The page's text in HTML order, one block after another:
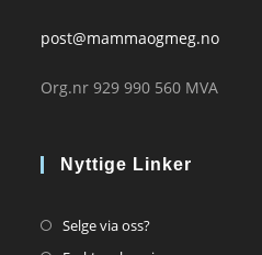
post@mammaogmeg.no
Org.nr 929 990 560 MVA
Nyttige Linker
Selge via oss?Opens
in